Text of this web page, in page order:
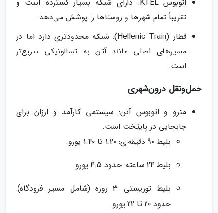
اتوبوس KTEL: دارای شبکه بسیار گسترده است و
تقریباً تمام شهرها و روستاها را پوشش می‌دهد.
قطار (Hellenic Train): شبکه محدودتری دارد اما در
مسیرهای اصلی مانند آتن به تسالونیکی سریع‌تر
است.
حمل‌ونقل درون‌شهری
مترو و اتوبوس آتن: سیستمی کارآمد و ارزان برای
جابجایی در پایتخت است.
بلیط 90 دقیقه‌ای: 1.20 تا 1.40 یورو.
بلیط 24 ساعته: حدود 4.5 یورو.
بلیط توریستی 3 روزه (شامل مسیر فرودگاه):
حدود 20 تا 22 یورو.